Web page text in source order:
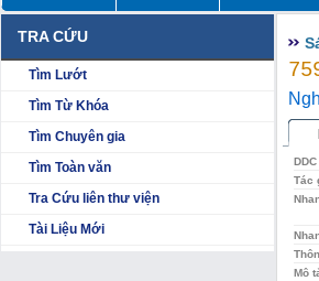
TRA CỨU
Tìm Lướt
Tìm Từ Khóa
Tìm Chuyên gia
Tìm Toàn văn
Tra Cứu liên thư viện
Tài Liệu Mới
DDC
Tác
Mô